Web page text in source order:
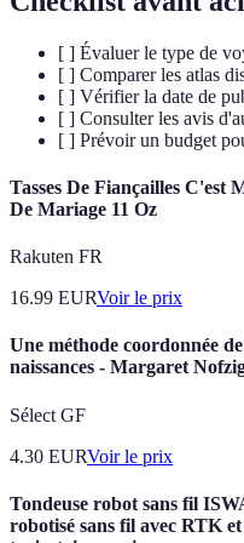
[ ] Évaluer le type de
[ ] Comparer les atlas
[ ] Vérifier la date de
[ ] Consulter les avis
[ ] Prévoir un budget
Tasses De Fiançailles C'est
De Mariage 11 Oz
Rakuten FR
16.99 EURVoir le prix
Une méthode coordonnée
naissances - Margaret
Sélect GF
4.30 EURVoir le prix
Tondeuse robot sans fil
robotisé sans fil avec RTK